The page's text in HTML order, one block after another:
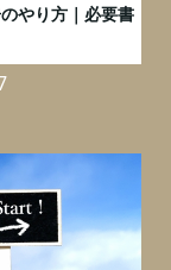
やり方｜必要書